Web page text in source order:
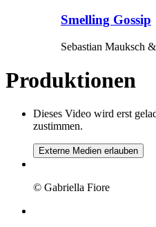
Smelling Gossip
Sebastian Mauksch
Produktionen
Dieses Video wird erst
zustimmen.
Externe Medien erlauben
© Gabriella Fiore